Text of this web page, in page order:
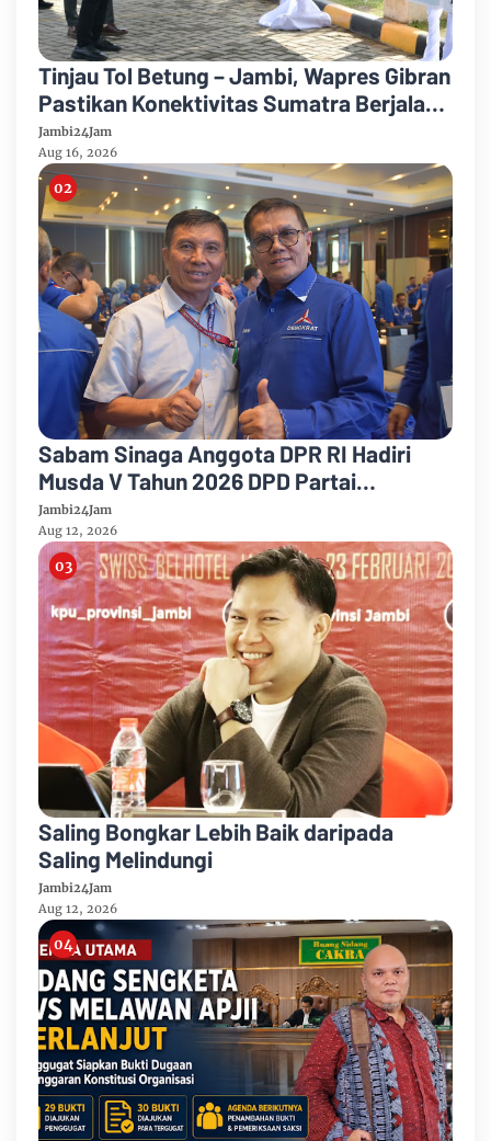
Tinjau Tol Betung – Jambi, Wapres Gibran
Pastikan Konektivitas Sumatra Berjalan
Optimal
Jambi24Jam
Aug 16, 2026
Sabam Sinaga Anggota DPR RI Hadiri
Musda V Tahun 2026 DPD Partai
Demokrat Provinsi Jambi
Jambi24Jam
Aug 12, 2026
Saling Bongkar Lebih Baik daripada
Saling Melindungi
Jambi24Jam
Aug 12, 2026